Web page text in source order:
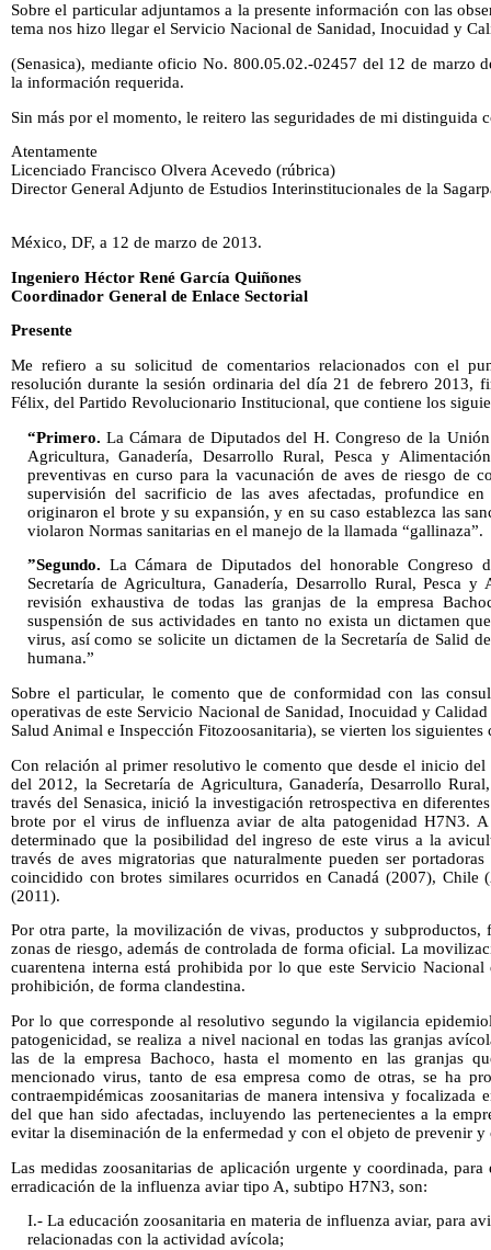
Sobre el particular adjuntamos a la presente información con las
tema nos hizo llegar el Servicio Nacional de Sanidad, Inocuidad y
(Senasica), mediante oficio No. 800.05.02.-02457 del 12 de marzo
la información requerida.
Sin más por el momento, le reitero las seguridades de mi distinguida
Atentamente
Licenciado Francisco Olvera Acevedo (rúbrica)
Director General Adjunto de Estudios Interinstitucionales de la
México, DF, a 12 de marzo de 2013.
Ingeniero Héctor René García Quiñones
Coordinador General de Enlace Sectorial
Presente
Me refiero a su solicitud de comentarios relacionados con el
resolución durante la sesión ordinaria del día 21 de febrero 2013,
Félix, del Partido Revolucionario Institucional, que contiene los
“Primero. La Cámara de Diputados del H. Congreso de la
Agricultura, Ganadería, Desarrollo Rural, Pesca y
preventivas en curso para la vacunación de aves de riesgo de
supervisión del sacrificio de las aves afectadas, profundice
originaron el brote y su expansión, y en su caso establezca las
violaron Normas sanitarias en el manejo de la llamada “gallinaza”.
”Segundo. La Cámara de Diputados del honorable
Secretaría de Agricultura, Ganadería, Desarrollo Rural, Pesca
revisión exhaustiva de todas las granjas de la empresa
suspensión de sus actividades en tanto no exista un dictamen
virus, así como se solicite un dictamen de la Secretaría de Salid
humana.”
Sobre el particular, le comento que de conformidad con las
operativas de este Servicio Nacional de Sanidad, Inocuidad y
Salud Animal e Inspección Fitozoosanitaria), se vierten los siguientes
Con relación al primer resolutivo le comento que desde el inicio
del 2012, la Secretaría de Agricultura, Ganadería, Desarrollo
través del Senasica, inició la investigación retrospectiva en
brote por el virus de influenza aviar de alta patogenidad H7N3.
determinado que la posibilidad del ingreso de este virus a la
través de aves migratorias que naturalmente pueden ser
coincidido con brotes similares ocurridos en Canadá (2007), Chile
(2011).
Por otra parte, la movilización de vivas, productos y subproductos,
zonas de riesgo, además de controlada de forma oficial. La
cuarentena interna está prohibida por lo que este Servicio
prohibición, de forma clandestina.
Por lo que corresponde al resolutivo segundo la vigilancia
patogenicidad, se realiza a nivel nacional en todas las granjas
las de la empresa Bachoco, hasta el momento en las granjas
mencionado virus, tanto de esa empresa como de otras, se ha
contraempidémicas zoosanitarias de manera intensiva y focalizada
del que han sido afectadas, incluyendo las pertenecientes a la
evitar la diseminación de la enfermedad y con el objeto de prevenir
Las medidas zoosanitarias de aplicación urgente y coordinada,
erradicación de la influenza aviar tipo A, subtipo H7N3, son:
I.- La educación zoosanitaria en materia de influenza aviar, para
relacionadas con la actividad avícola;